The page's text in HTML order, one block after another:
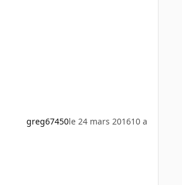
greg67450le 24 mars 201610 a